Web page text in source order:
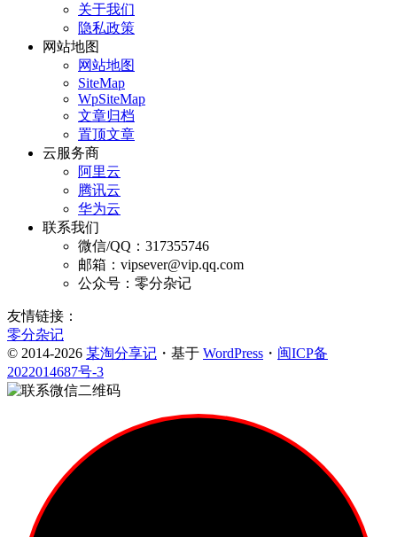
关于我们
隐私政策
网站地图
网站地图
SiteMap
WpSiteMap
文章归档
置顶文章
云服务商
阿里云
腾讯云
华为云
联系我们
微信/QQ：317355746
邮箱：vipsever@vip.qq.com
公众号：零分杂记
友情链接：
零分杂记
© 2014-2026 某淘分享记 ・基于 WordPress ・ 闽ICP备
2022014687号-3